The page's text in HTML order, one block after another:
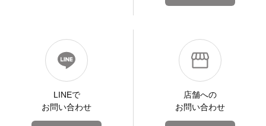
LINEで
お問い合わせ
店舗への
お問い合わせ